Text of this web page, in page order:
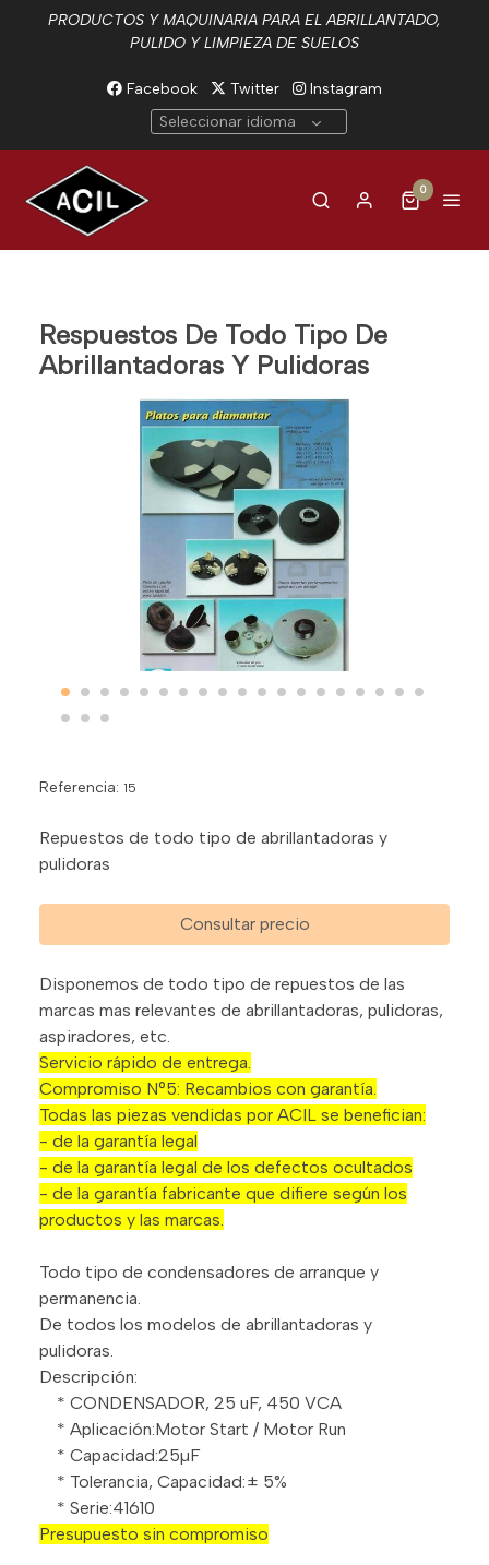
PRODUCTOS Y MAQUINARIA PARA EL ABRILLANTADO,
PULIDO Y LIMPIEZA DE SUELOS
Facebook Twitter
Instagram
Seleccionar idioma
0
Respuestos De Todo Tipo De
Abrillantadoras Y Pulidoras
Referencia: 15
Repuestos de todo tipo de abrillantadoras y
pulidoras
Consultar precio
Disponemos de todo tipo de repuestos de las
marcas mas relevantes de abrillantadoras, pulidoras,
aspiradores, etc.
Servicio rápido de entrega.
Compromiso N°5: Recambios con garantía.
Todas las piezas vendidas por ACIL se benefician:
- de la garantía legal
- de la garantía legal de los defectos ocultados
- de la garantía fabricante que difiere según los
productos y las marcas.
Todo tipo de condensadores de arranque y
permanencia.
De todos los modelos de abrillantadoras y
pulidoras.
Descripción:
* CONDENSADOR, 25 uF, 450 VCA
* Aplicación:Motor Start / Motor Run
* Capacidad:25µF
* Tolerancia, Capacidad:± 5%
* Serie:41610
Presupuesto sin compromiso